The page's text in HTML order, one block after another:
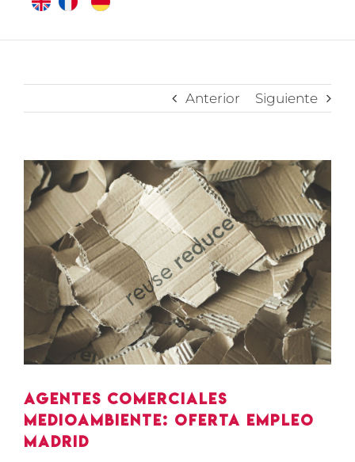
Anterior Siguiente
Ver
imagen
más
grande
Agentes comerciales
medioambiente: oferta empleo
Madrid